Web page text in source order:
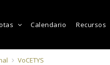
Calendario Recursos
VoCETYS